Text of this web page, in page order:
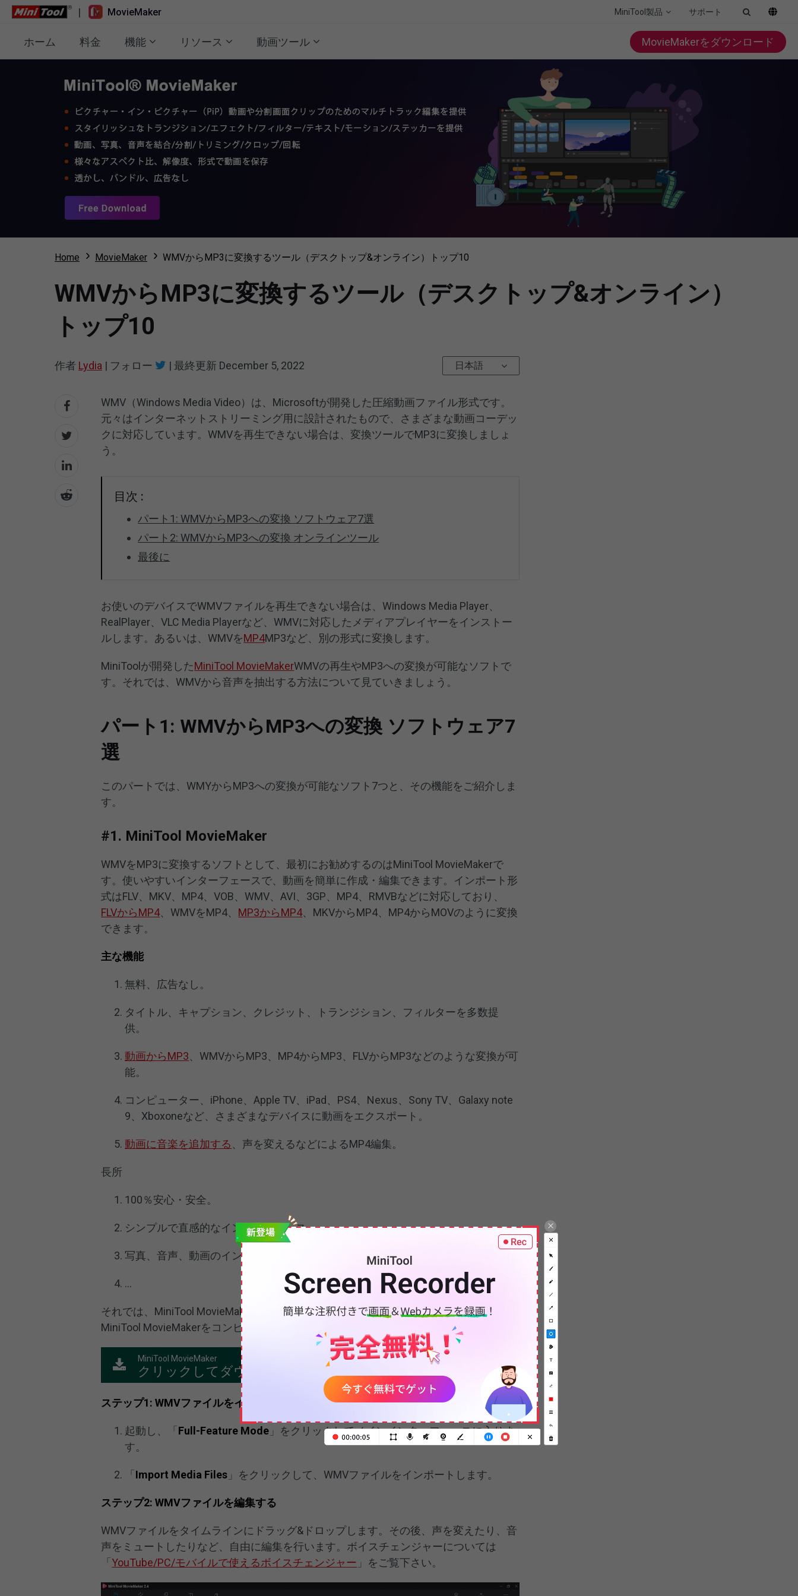
| MovieMaker MiniTool製品 サポート
ホーム 料金 機能 リソース 動画ツール MovieMakerをダウンロード
Home MovieMaker WMVからMP3に変換するツール（デスクトップ&オンライン）トップ10
WMVからMP3に変換するツール（デスクトップ&オンライン）
トップ10
作者 Lydia | フォロー | 最終更新 December 5, 2022 日本語
WMV（Windows Media Video）は、Microsoftが開発した圧縮動画ファイル形式です。
元々はインターネットストリーミング用に設計されたもので、さまざまな動画コーデッ
クに対応しています。WMVを再生できない場合は、変換ツールでMP3に変換しましょ
う。
目次 :
パート1: WMVからMP3への変換 ソフトウェア7選
パート2: WMVからMP3への変換 オンラインツール
最後に
お使いのデバイスでWMVファイルを再生できない場合は、Windows Media Player、
RealPlayer、VLC Media Playerなど、WMVに対応したメディアプレイヤーをインストー
ルします。あるいは、WMVをMP4MP3など、別の形式に変換します。
MiniToolが開発したMiniTool MovieMakerWMVの再生やMP3への変換が可能なソフトで
す。それでは、WMVから音声を抽出する方法について見ていきましょう。
パート1: WMVからMP3への変換 ソフトウェア7
選
このパートでは、WMYからMP3への変換が可能なソフト7つと、その機能をご紹介しま
す。
#1. MiniTool MovieMaker
WMVをMP3に変換するソフトとして、最初にお勧めするのはMiniTool MovieMakerで
す。使いやすいインターフェースで、動画を簡単に作成・編集できます。インポート形
式はFLV、MKV、MP4、VOB、WMV、AVI、3GP、MP4、RMVBなどに対応しており、
FLVからMP4、WMVをMP4、 MP3からMP4、MKVからMP4、MP4からMOVのように変換
できます。
主な機能
無料、広告なし。
タイトル、キャプション、クレジット、トランジション、フィルターを多数提
供。
動画からMP3 、WMVからMP3、MP4からMP3、FLVからMP3などのような変換が可
能。
コンピューター、iPhone、Apple TV、iPad、PS4、Nexus、Sony TV、Galaxy note
9、Xboxoneなど、さまざまなデバイスに動画をエクスポート。
動画に音楽を追加する 、声を変えるなどによるMP4編集。
長所
100％安心・安全。
シンプルで直感的なインターフェース。
写真、音声、動画のインポートに対応。
…
それでは、MiniTool MovieMakerでWMVをMP3に変換する方法を開設します。まず、
MiniTool MovieMakerをコンピューターにダウンロード・インストールして下さい。
MiniTool MovieMaker
クリックしてダウンロード
100%
ステップ1: WMVファイルをインポートする
起動し、「 Full-Feature Mode 」をクリックしてメインインターフェースに入りま
す。
「 Import Media Files 」をクリックして、WMVファイルをインポートします。
ステップ2: WMVファイルを編集する
WMVファイルをタイムラインにドラッグ&ドロップします。その後、声を変えたり、音
声をミュートしたりなど、自由に編集を行います。ボイスチェンジャーについては
「 YouTube/PC/モバイルで使えるボイスチェンジャー 」をご覧下さい。